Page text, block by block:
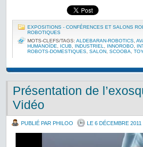
EXPOSITIONS - CONFÉRENCES ET SALONS
ROBOTIQUES
MOTS-CLEFS/TAGS: ALDEBARAN-ROBOTICS
HUMANOÏDE
ICUB INDUSTRIEL INNOROBO
ROBOTS-DOMESTIQUES SALON SCOOBA
Présentation de
Vidéo
PUBLIÉ PAR PHILOO LE 6 DÉCEMBRE 2011